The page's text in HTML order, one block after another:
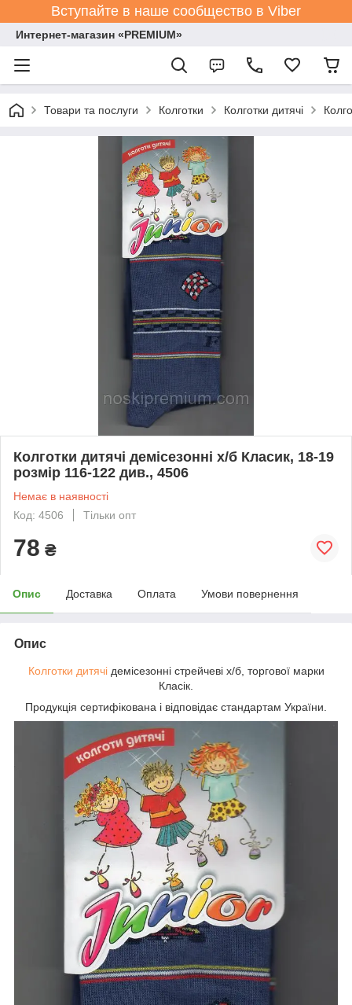
Вступайте в наше сообщество в Viber
Интернет-магазин «PREMIUM»
Товари та послуги Колготки Колготки дитячі
Колготки дитячі демісезонні х/б Класик, 18-19
розмір 116-122 див., 4506
Немає в наявності
Код: 4506
Тільки опт
78 ₴
Опис Доставка Оплата Умови повернення
Опис
Колготки дитячідемісезонні стрейчеві х/б, торгової марки
Класік.
Продукція сертифікована і відповідає стандартам України.